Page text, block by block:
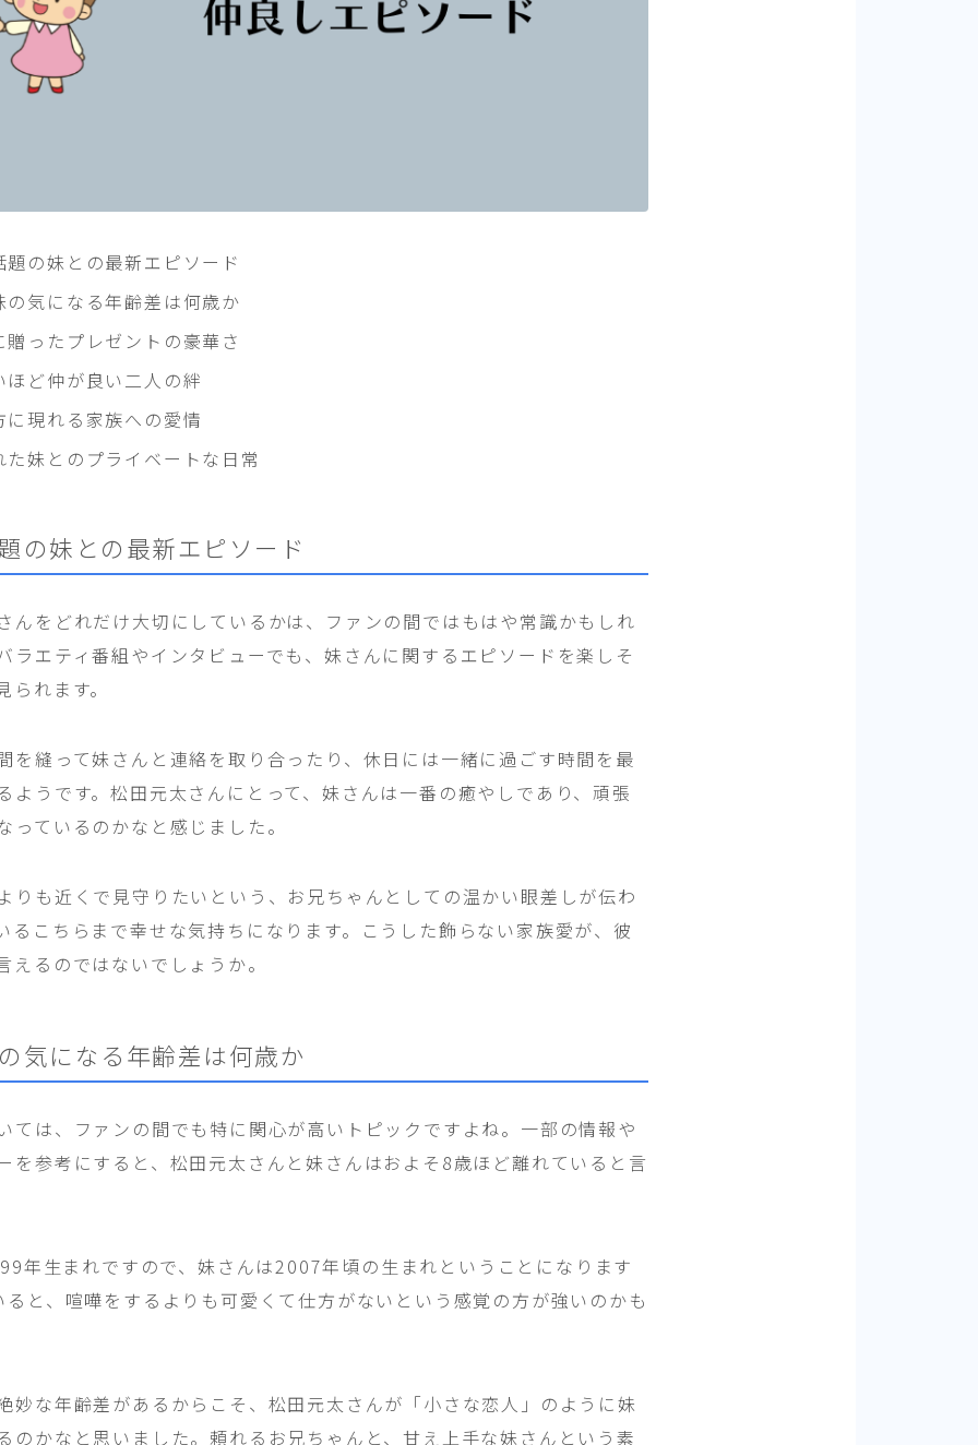
の妹との最新エピソード
の気になる年齢差は何歳か
ったプレゼントの豪華さ
ど仲が良い二人の絆
現れる家族への愛情
妹とのプライベートな日常
の妹との最新エピソード
んをどれだけ大切にしているかは、ファンの間ではもはや常識かもしれ
ラエティ番組やインタビューでも、妹さんに関するエピソードを楽しそ
れます。
を縫って妹さんと連絡を取り合ったり、休日には一緒に過ごす時間を最
ようです。松田元太さんにとって、妹さんは一番の癒やしであり、頑張
っているのかなと感じました。
りも近くで見守りたいという、お兄ちゃんとしての温かい眼差しが伝わ
るこちらまで幸せな気持ちになります。こうした飾らない家族愛が、彼
えるのではないでしょうか。
気になる年齢差は何歳か
ては、ファンの間でも特に関心が高いトピックですよね。一部の情報や
を参考にすると、松田元太さんと妹さんはおよそ8歳ほど離れていると言
年生まれですので、妹さんは2007年頃の生まれということになります
と、喧嘩をするよりも可愛くて仕方がないという感覚の方が強いのかも
妙な年齢差があるからこそ、松田元太さんが「小さな恋人」のように妹
のかなと思いました。頼れるお兄ちゃんと、甘え上手な妹さんという素